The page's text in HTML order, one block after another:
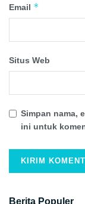
Email *
Situs Web
Simpan nama,
ini untuk
Berita Populer